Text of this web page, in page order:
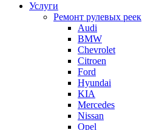
Услуги
Ремонт рулевых реек
Audi
BMW
Chevrolet
Citroen
Ford
Hyundai
KIA
Mercedes
Nissan
Opel